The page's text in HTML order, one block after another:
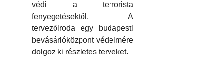
védi a terrorista
fenyegetésektől. A
tervezőiroda egy budapesti
bevásárlóközpont védelmére
dolgoz ki részletes terveket.